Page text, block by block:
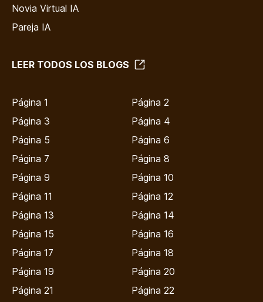
Novia Virtual IA
Pareja IA
LEER TODOS LOS BLOGS
Página 1
Página 2
Página 3
Página 4
Página 5
Página 6
Página 7
Página 8
Página 9
Página 10
Página 11
Página 12
Página 13
Página 14
Página 15
Página 16
Página 17
Página 18
Página 19
Página 20
Página 21
Página 22